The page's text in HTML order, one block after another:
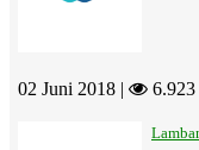
02 Juni 2018 |